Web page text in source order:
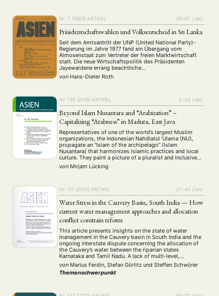
Nr. 7 (1983) ARTIKEL 43–67 {:de}
Präsidentschaftswahlen und Volksentscheid in Sri Lanka
Seit dem Amtsantritt der UNP (United National Party)-
Regierung im Jahre 1977 fand ein Übergang vom
Almosenstaat zum Vertreter der freien Marktwirtschaft
statt. Die neue Wirtschaftspolitik des Präsidenten
Jayewardene errang beachtliche
(Wirtschafts-)Wachstumsraten seit 1978.
Ergebnisanalyse der Präsidentschaftswahlen vom
Parlaments vom 22.10.1982. Kritik der Opposition an …
von Hans-Dieter Roth
Nr. 139 (2016) ARTIKEL 5–24 {:de}
Beyond Islam Nusantara and “Arabization” –
Capitalizing “Arabness” in Madura, East Java
Representatives of one of the world’s largest Muslim
organizations, the Indonesian Nahdlatul ‘Ulama (NU),
propagate an “Islam of the archipelago” (Islam
Nusantara) that harmonizes Islamic practices and local
culture. They paint a picture of a pluralist and inclusive
Indonesian Islam that accommodates diverse local
cultures, contrasting it with a potentially homogenizing
von Mirjam Lücking
Nr. 117 (2010) ARTIKEL 27–44 {:en}
Water Stress in the Cauvery Basin, South India — How
current water management approaches and allocation
conflict constrain reform
This article presents insights on the state of water
management in the Cauvery basin in South India and the
ongoing interstate dispute concerning the allocation of
the Cauvery’s water between the riparian states
Karnataka and Tamil Nadu. A lack of multi-level,
intersectoral, and participative approaches on the one
hand have led to inadequate conditions in …
von Marius Ferdin, Stefan Görlitz und Steffen Schwörer
Themenschwerpunkt